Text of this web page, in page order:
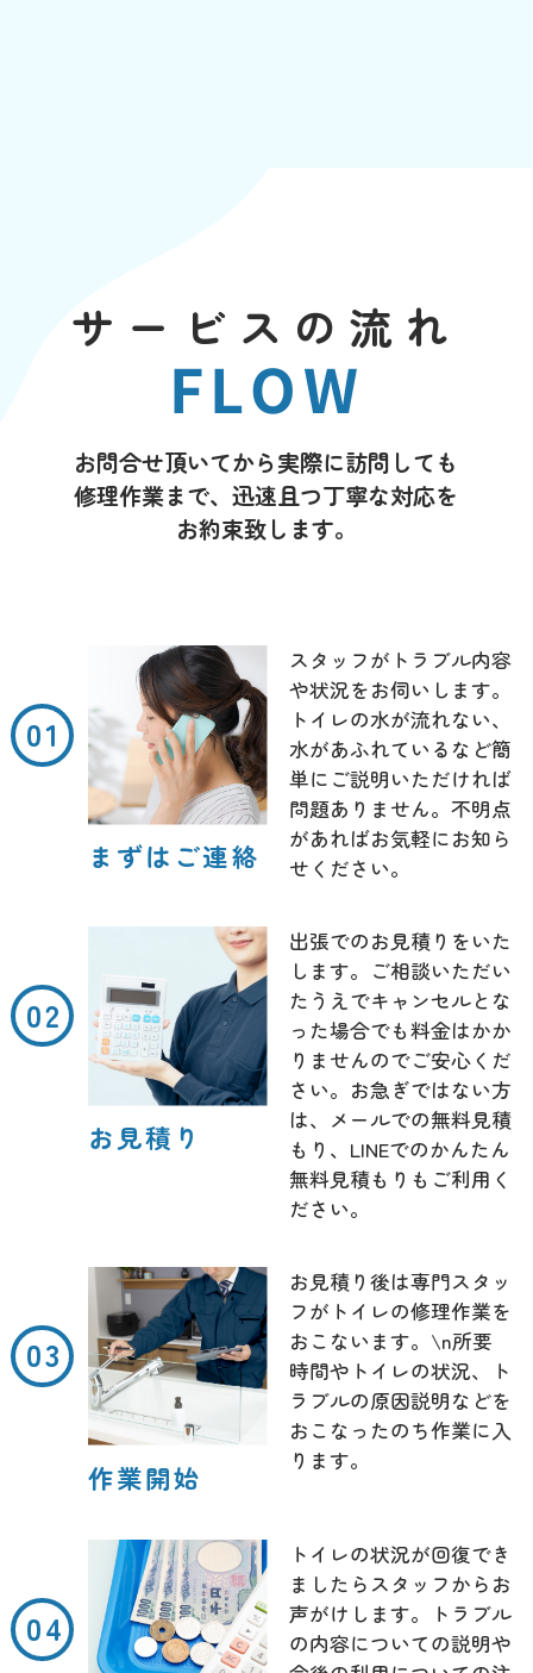
サービスの流れ
FLOW
お問合せ頂いてから実際に訪問しても
修理作業まで、迅速且つ丁寧な対応を
お約束致します。
まずはご連絡
スタッフがトラブル内容
や状況をお伺いします。
トイレの水が流れない、
水があふれているなど簡
単にご説明いただければ
問題ありません。不明点
があればお気軽にお知ら
せください。
お見積り
出張でのお見積りをいた
します。ご相談いただい
たうえでキャンセルとな
った場合でも料金はかか
りませんのでご安心くだ
さい。お急ぎではない方
は、メールでの無料見積
もり、LINEでのかんたん
無料見積もりもご利用く
ださい。
作業開始
お見積り後は専門スタッ
フがトイレの修理作業を
おこないます。\n所要
時間やトイレの状況、ト
ラブルの原因説明などを
おこなったのち作業に入
ります。
トイレの状況が回復でき
ましたらスタッフからお
声がけします。トラブル
の内容についての説明や